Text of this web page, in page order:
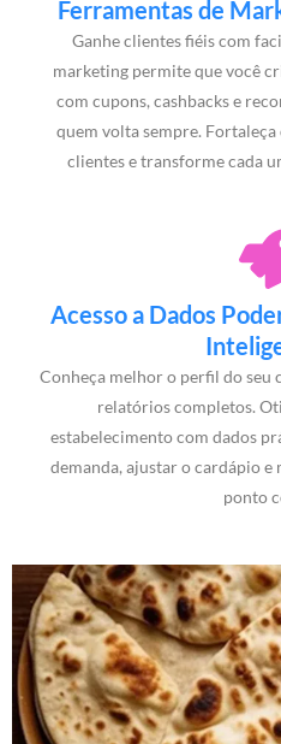
Ferramentas de
Ganhe clientes fiéis com
marketing permite que você
com cupons, cashbacks e
quem volta sempre.
clientes e transforme cada
Acesso a Dados
Conheça melhor o perfil do seu
relatórios completos.
estabelecimento com dados
demanda, ajustar o cardápio e
ponto